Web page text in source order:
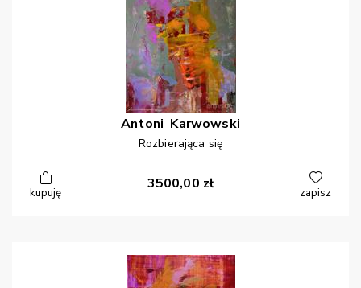
Antoni Karwowski
Rozbierająca się
kupuję
3500,00 zł
zapisz